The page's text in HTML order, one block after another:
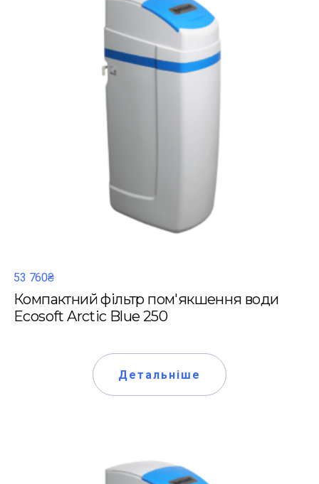
53 760₴
Компактний фільтр пом'якшення води
Ecosoft Arctic Blue 250
Детальніше